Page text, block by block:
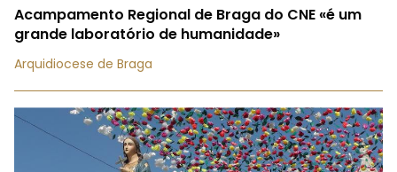
Acampamento Regional de Braga do CNE «é um
grande laboratório de humanidade»
Arquidiocese de Braga